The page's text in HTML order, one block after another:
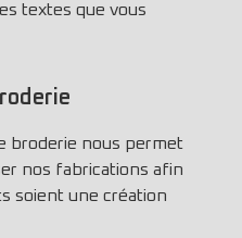
textes que vous
broderie nous permet
nos fabrications afin
soient une création